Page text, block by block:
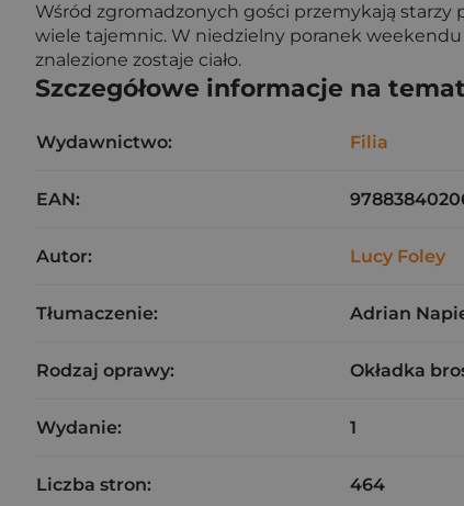
Wśród zgromadzonych gości przemykają starzy
wiele tajemnic. W niedzielny poranek
znalezione zostaje ciało.
Szczegółowe informacje na
Wydawnictwo: Filia
EAN:
Autor: Lucy Foley
Tłumaczenie: Adrian
Rodzaj oprawy: Okładka
Wydanie: 1
Liczba stron: 464